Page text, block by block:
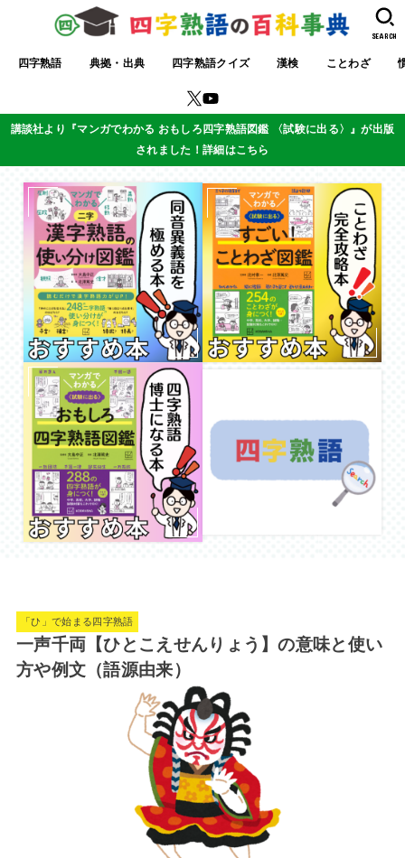
四字熟語 典拠・出典 四字熟語クイズ 漢検 ことわざ
SEARCH
講談社より『マンガでわかる おもしろ四字熟語図鑑 〈試験に出る〉』が出版
されました！詳細はこちら
「ひ」で始まる四字熟語
一声千両【ひとこえせんりょう】の意味と使い
方や例文（語源由来）